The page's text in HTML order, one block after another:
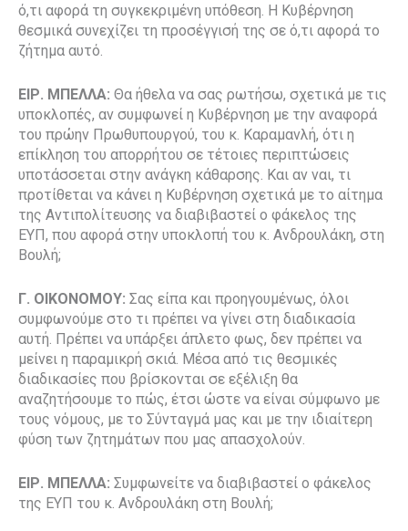
ό,τι αφορά τη συγκεκριμένη υπόθεση. Η Κυβέρνηση
θεσμικά συνεχίζει τη προσέγγισή της σε ό,τι αφορά το
ζήτημα αυτό.
ΕΙΡ. ΜΠΕΛΛΑ: Θα ήθελα να σας ρωτήσω, σχετικά με τις
υποκλοπές, αν συμφωνεί η Κυβέρνηση με την αναφορά
του πρώην Πρωθυπουργού, του κ. Καραμανλή, ότι η
επίκληση του απορρήτου σε τέτοιες περιπτώσεις
υποτάσσεται στην ανάγκη κάθαρσης. Και αν ναι, τι
προτίθεται να κάνει η Κυβέρνηση σχετικά με το αίτημα
της Αντιπολίτευσης να διαβιβαστεί ο φάκελος της
ΕΥΠ, που αφορά στην υποκλοπή του κ. Ανδρουλάκη, στη
Βουλή;
Γ. ΟΙΚΟΝΟΜΟΥ: Σας είπα και προηγουμένως, όλοι
συμφωνούμε στο τι πρέπει να γίνει στη διαδικασία
αυτή. Πρέπει να υπάρξει άπλετο φως, δεν πρέπει να
μείνει η παραμικρή σκιά. Μέσα από τις θεσμικές
διαδικασίες που βρίσκονται σε εξέλιξη θα
αναζητήσουμε το πώς, έτσι ώστε να είναι σύμφωνο με
τους νόμους, με το Σύνταγμά μας και με την ιδιαίτερη
φύση των ζητημάτων που μας απασχολούν.
ΕΙΡ. ΜΠΕΛΛΑ: Συμφωνείτε να διαβιβαστεί ο φάκελος
της ΕΥΠ του κ. Ανδρουλάκη στη Βουλή;